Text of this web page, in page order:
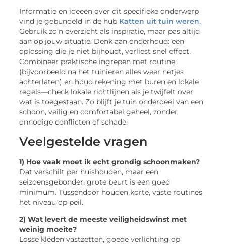
Informatie en ideeën over dit specifieke onderwerp
vind je gebundeld in de hub Katten uit tuin weren.
Gebruik zo’n overzicht als inspiratie, maar pas altijd
aan op jouw situatie. Denk aan onderhoud: een
oplossing die je niet bijhoudt, verliest snel effect.
Combineer praktische ingrepen met routine
(bijvoorbeeld na het tuinieren alles weer netjes
achterlaten) en houd rekening met buren en lokale
regels—check lokale richtlijnen als je twijfelt over
wat is toegestaan. Zo blijft je tuin onderdeel van een
schoon, veilig en comfortabel geheel, zonder
onnodige conflicten of schade.
Veelgestelde vragen
1) Hoe vaak moet ik echt grondig schoonmaken?
Dat verschilt per huishouden, maar een
seizoensgebonden grote beurt is een goed
minimum. Tussendoor houden korte, vaste routines
het niveau op peil.
2) Wat levert de meeste veiligheidswinst met
weinig moeite?
Losse kleden vastzetten, goede verlichting op